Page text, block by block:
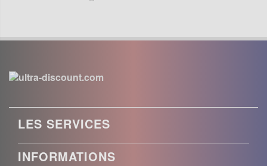
LES SERVICES
INFORMATIONS